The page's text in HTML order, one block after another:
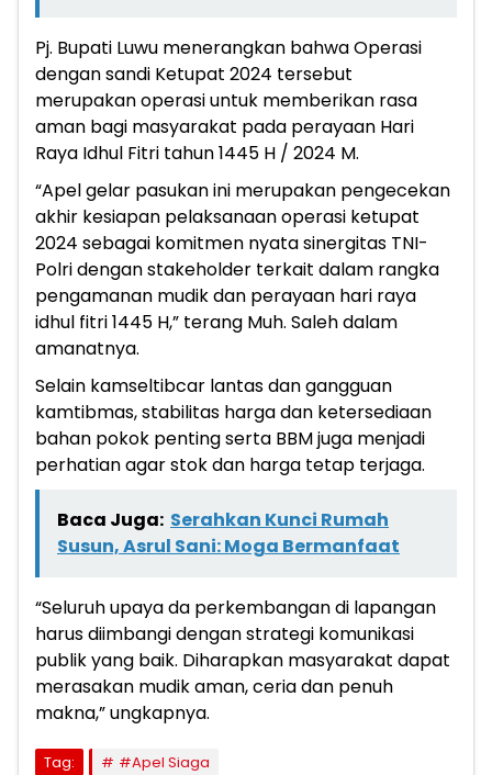
Pj. Bupati Luwu menerangkan bahwa Operasi
dengan sandi Ketupat 2024 tersebut
merupakan operasi untuk memberikan rasa
aman bagi masyarakat pada perayaan Hari
Raya Idhul Fitri tahun 1445 H / 2024 M.
“Apel gelar pasukan ini merupakan pengecekan
akhir kesiapan pelaksanaan operasi ketupat
2024 sebagai komitmen nyata sinergitas TNI-
Polri dengan stakeholder terkait dalam rangka
pengamanan mudik dan perayaan hari raya
idhul fitri 1445 H,” terang Muh. Saleh dalam
amanatnya.
Selain kamseltibcar lantas dan gangguan
kamtibmas, stabilitas harga dan ketersediaan
bahan pokok penting serta BBM juga menjadi
perhatian agar stok dan harga tetap terjaga.
Baca Juga: Serahkan Kunci Rumah
Susun, Asrul Sani: Moga Bermanfaat
“Seluruh upaya da perkembangan di lapangan
harus diimbangi dengan strategi komunikasi
publik yang baik. Diharapkan masyarakat dapat
merasakan mudik aman, ceria dan penuh
makna,” ungkapnya.
Tag:
#Apel Siaga